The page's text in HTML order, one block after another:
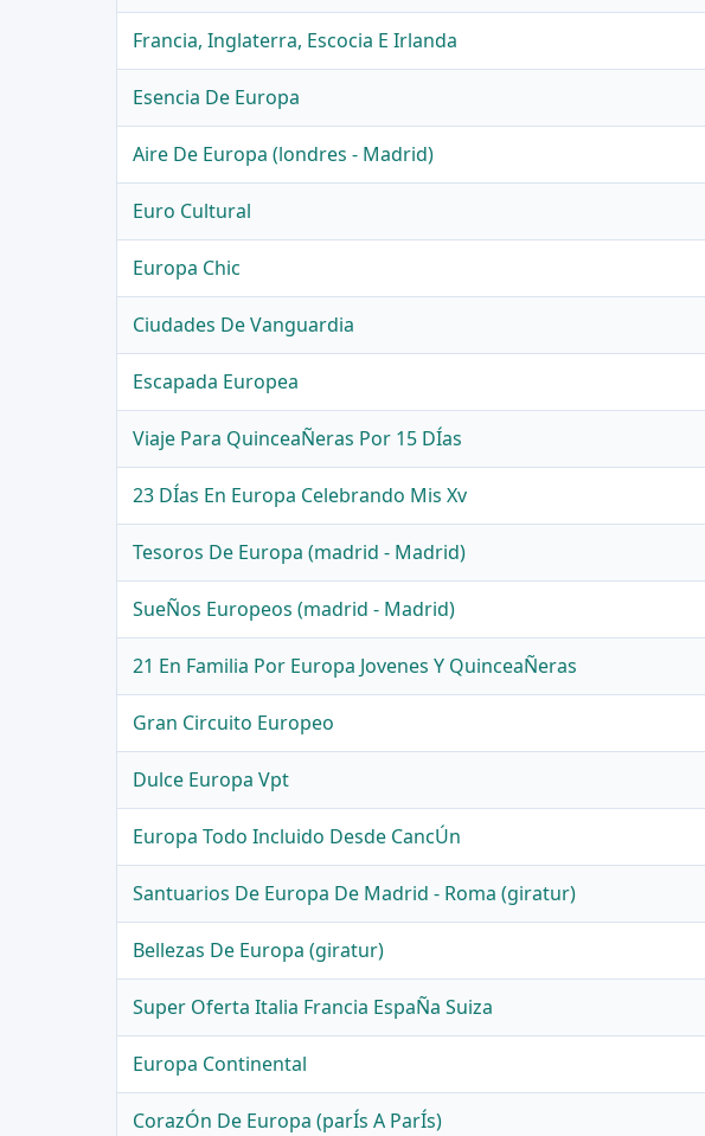
Francia, Inglaterra, Escocia E Irlanda
Esencia De Europa
Aire De Europa (londres - Madrid)
Euro Cultural
Europa Chic
Ciudades De Vanguardia
Escapada Europea
Viaje Para QuinceaÑeras Por 15 DÍas
23 DÍas En Europa Celebrando Mis Xv
Tesoros De Europa (madrid - Madrid)
SueÑos Europeos (madrid - Madrid)
21 En Familia Por Europa Jovenes Y QuinceaÑeras
Gran Circuito Europeo
Dulce Europa Vpt
Europa Todo Incluido Desde CancÚn
Santuarios De Europa De Madrid - Roma (giratur)
Bellezas De Europa (giratur)
Super Oferta Italia Francia EspaÑa Suiza
Europa Continental
CorazÓn De Europa (parÍs A ParÍs)